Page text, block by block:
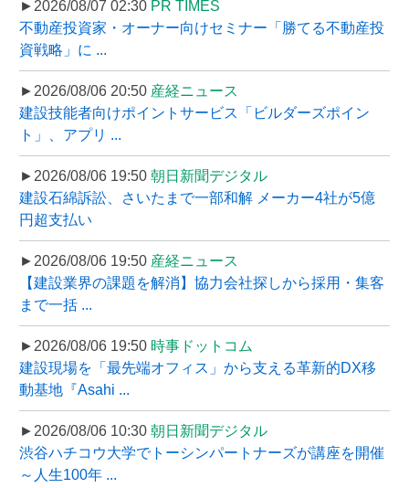
►2026/08/07 02:30 PR TIMES
不動産投資家・オーナー向けセミナー「勝てる不動産投
資戦略」に ...
►2026/08/06 20:50 産経ニュース
建設技能者向けポイントサービス「ビルダーズポイン
ト」、アプリ ...
►2026/08/06 19:50 朝日新聞デジタル
建設石綿訴訟、さいたまで一部和解 メーカー4社が5億
円超支払い
►2026/08/06 19:50 産経ニュース
【建設業界の課題を解消】協力会社探しから採用・集客
まで一括 ...
►2026/08/06 19:50 時事ドットコム
建設現場を「最先端オフィス」から支える革新的DX移
動基地『Asahi ...
►2026/08/06 10:30 朝日新聞デジタル
渋谷ハチコウ大学でトーシンパートナーズが講座を開催
～人生100年 ...